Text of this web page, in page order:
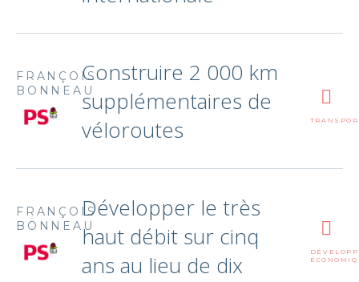
FRANÇOIS
BONNEAU
Construire 2 000 km
supplémentaires de
véloroutes
FRANÇOIS
BONNEAU
Développer le très
haut débit sur cinq
ans au lieu de dix